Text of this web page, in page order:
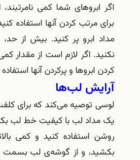
اگر ابروهای شما کمی
برای مرتب کردن آنها استفاده
مداد ابرو پر کنید. بیش از حد،
نکنید. اگر لازم است از مقدار
کردن ابروها و پرکردن آنها
آرایش لب‌ها
لوسی توصیه می‌کند که برای
یک مداد لب با کیفیت خط لب
روشن استفاده کنید و کمی
بکشید، و از گوشه‌ی لب بسمت